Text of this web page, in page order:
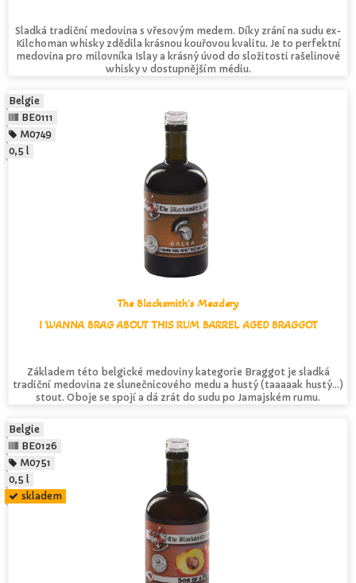
Sladká tradiční medovina s vřesovým medem. Díky zrání na sudu ex-
Kilchoman whisky zdědila krásnou kouřovou kvalitu. Je to perfektní
medovina pro milovníka Islay a krásný úvod do složitosti rašelinové
whisky v dostupnějším médiu.
The Blacksmith's Meadery
I WANNA BRAG ABOUT THIS RUM BARREL AGED BRAGGOT
Základem této belgické medoviny kategorie Braggot je sladká
tradiční medovina ze slunečnicového medu a hustý (taaaaak hustý…)
stout. Oboje se spojí a dá zrát do sudu po Jamajském rumu.
Belgie
BE0111
M0749
0,5 l
Belgie
BE0126
M0751
0,5 l
skladem